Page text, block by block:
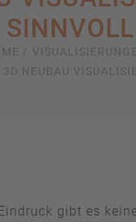
SINNVOLL
gibt es